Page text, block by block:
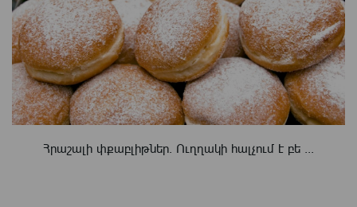
Հրաշալի փքաբլիթներ. Ուղղակի հալչում է բե ...